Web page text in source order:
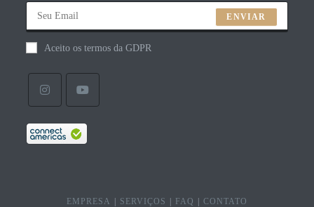
ENVIAR
Aceito os termos da GDPR
EMPRESA SERVIÇOS FAQ CONTATO